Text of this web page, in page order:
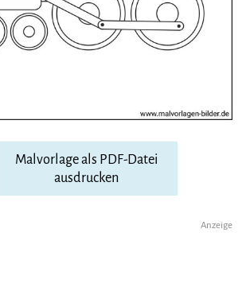
Malvorlage als PDF-Datei
ausdrucken
Anzeige